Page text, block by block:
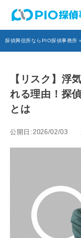
探偵興信所ならPIO探偵事務所 »
【リスク】浮
れる理由！探
とは
公開日:2026/02/03